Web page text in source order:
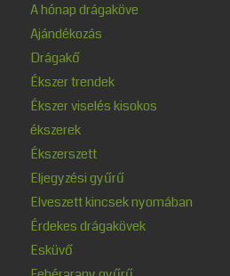
A hónap drágaköve
Ajándékozás
Drágakő
Ékszer trendek
Ékszer viselés kisokos
ékszerek
Ékszerszett
Eljegyzési gyűrű
Elveszett kincsek nyomában
Érdekes drágakövek
Esküvő